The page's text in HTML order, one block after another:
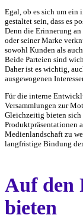
Egal, ob es sich um ein
gestaltet sein, dass es
Denn die Erinnerung
oder seiner Marke
sowohl Kunden als
Beide Parteien sind
Daher ist es wichtig,
ausgewogenen
Für die interne
Versammlungen zur
Gleichzeitig bieten sich
Produktpräsentationen
Medienlandschaft zu
langfristige Bindung
Auf den
bieten